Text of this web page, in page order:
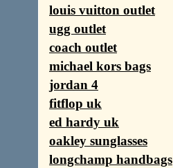
louis vuitton outlet
ugg outlet
coach outlet
michael kors bags
jordan 4
fitflop uk
ed hardy uk
oakley sunglasses
longchamp handbags